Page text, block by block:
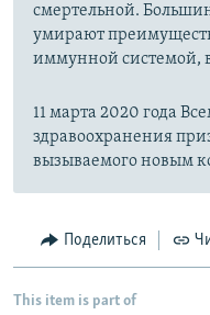
смертельной.
умирают
иммунной системой,
11 марта 2020 года
здравоохранения
вызываемого новым
Поделиться
This item is part of